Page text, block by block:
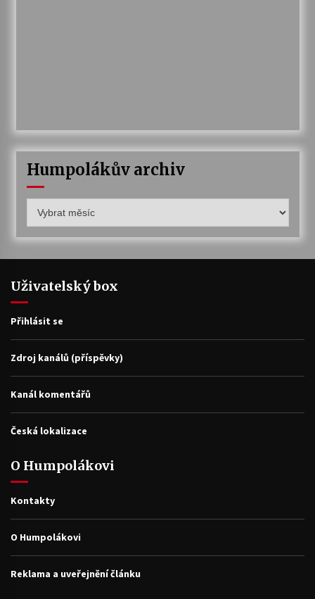
Humpolákův archiv
archiv
Uživatelský box
Přihlásit se
Zdroj kanálů (příspěvky)
Kanál komentářů
Česká lokalizace
O Humpolákovi
Kontakty
O Humpolákovi
Reklama a uveřejnění článku